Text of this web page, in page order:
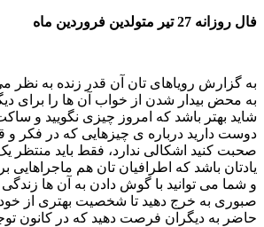
فال روزانه 27 تیر متولدین فروردین ماه
به گزارش رویاهای تان آن قدر زنده به نظر
به محض بیدار شدن از خواب آن ها را برای
شاید بهتر باشد که امروز چیزی نگویید و
دوست دارید درباره ی چیزهایی که در فکر و
صحبت کنید اشکالی ندارد، فقط باید منتظر
یادتان باشد که اطرافیان تان هم ماجراهایی
و شما می توانید با گوش دادن به آن ها زندگی
صبوری به خرج دهید تا شخصیت بهتری از
حاضر به دیگران فرصت دهید که در کانون